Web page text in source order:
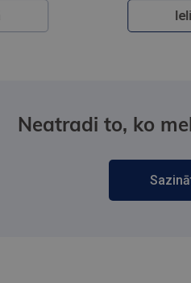
Ielikt
Neatradi to, ko